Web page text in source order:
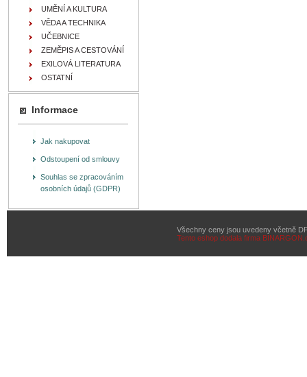
UMĚNÍ A KULTURA
VĚDA A TECHNIKA
UČEBNICE
ZEMĚPIS A CESTOVÁNÍ
EXILOVÁ LITERATURA
OSTATNÍ
Informace
Jak nakupovat
Odstoupení od smlouvy
Souhlas se zpracováním
osobních údajů (GDPR)
Všechny ceny jsou uvedeny včetně
Tento eshop dodala firma